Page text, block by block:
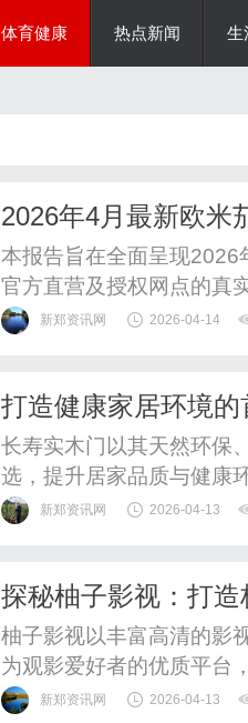
体育健康 热点新闻 生
2026年4月最新欧米
开）实地考察・多方
本报告旨在全面呈现2026
官方直营及授权网点的真
后信息，规避非官方网点
后、官方服务、客户服务
新郑资讯网 2026-04-14
打造健康家居环境
长寿实木门以其天然环保
选，提升居家品质与健康
新郑资讯网 2026-04-13
探秘柚子影视：打
柚子影视以丰富高清的影
为观影爱好者的优质平台
护。新郑资讯网 2026-04-13